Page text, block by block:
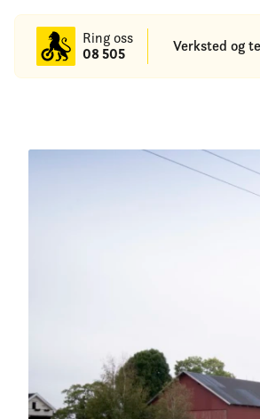
Ring oss
08 505
Verksted og
hovedinnhold